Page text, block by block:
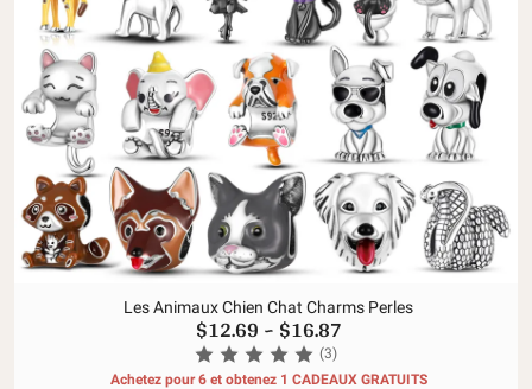
Les Animaux Chien Chat Charms Perles
$12.69~$16.87
(3)
Achetez pour 6 et obtenez 1 CADEAUX GRATUITS